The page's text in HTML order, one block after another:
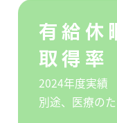
有給休
取得率
2024年度実績
別途、医療の